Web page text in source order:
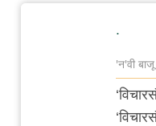
.
'न'वी बाजू
In
reply